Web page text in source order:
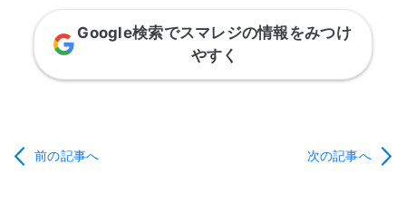
Google検索でスマレジの情報をみつけ
やすく
前の記事へ 次の記事へ